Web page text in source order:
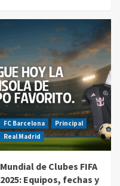
FC Barcelona
Principal
Real Madrid
Mundial de Clubes FIFA
2025: Equipos, fechas y